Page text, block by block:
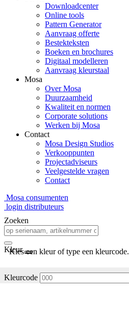
Downloadcenter
Online tools
Pattern Generator
Aanvraag offerte
Bestekteksten
Boeken en brochures
Digitaal modelleren
Aanvraag kleurstaal
Mosa
Over Mosa
Duurzaamheid
Kwaliteit en normen
Corporate solutions
Werken bij Mosa
Contact
Mosa Design Studios
Verkooppunten
Projectadviseurs
Veelgestelde vragen
Contact
Mosa consumenten
login distributeurs
Zoeken
Kleur
Kies een kleur of type een kleurcode.
Kleurcode